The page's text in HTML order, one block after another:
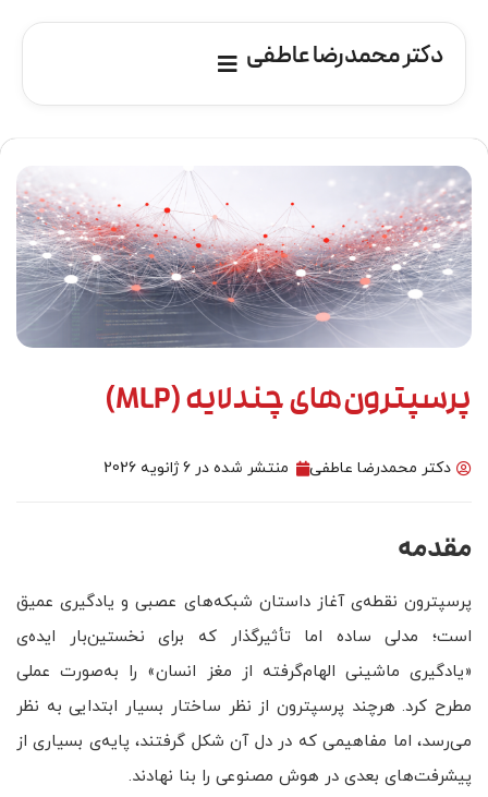
دکتر محمدرضا عاطفی
پرسپترون‌های چندلایه (MLP)
دکتر محمدرضا عاطفی منتشر شده در 6 ژانویه 2026
مقدمه‌
پرسپترون نقطه‌ی آغاز داستان شبکه‌های عصبی و یادگیری عمیق
است؛ مدلی ساده اما تأثیرگذار که برای نخستین‌بار ایده‌ی
«یادگیری ماشینی الهام‌گرفته از مغز انسان» را به‌صورت عملی
مطرح کرد. هرچند پرسپترون از نظر ساختار بسیار ابتدایی به نظر
می‌رسد، اما مفاهیمی که در دل آن شکل گرفتند، پایه‌ی بسیاری از
پیشرفت‌های بعدی در هوش مصنوعی را بنا نهادند.